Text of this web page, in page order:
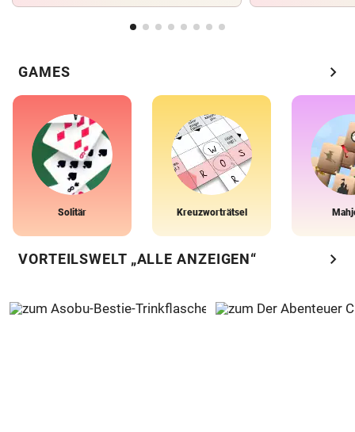
GAMES chevron_right
Solitär Kreuzworträtsel
VORTEILSWELT „ALLE ANZEIGEN“ chevron_right